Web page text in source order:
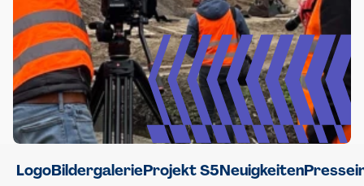
LogoBildergalerieProjekt S5Neuigkeiten